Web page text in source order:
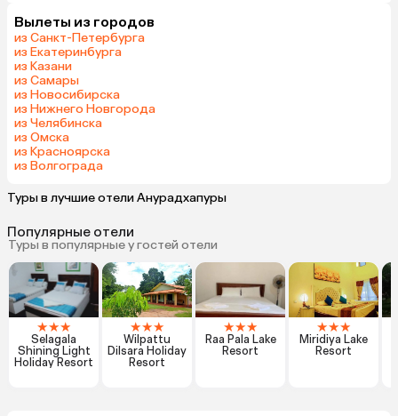
Вылеты из городов
из Санкт-Петербурга
из Екатеринбурга
из Казани
из Самары
из Новосибирска
из Нижнего Новгорода
из Челябинска
из Омска
из Красноярска
из Волгограда
Туры в лучшие отели Анурадхапуры
Популярные отели
Туры в популярные у гостей отели
★★★
Selagala
Shining Light
Holiday Resort
★★★
Wilpattu
Dilsara Holiday
Resort
★★★
Raa Pala Lake
Resort
★★★
Miridiya Lake
Resort